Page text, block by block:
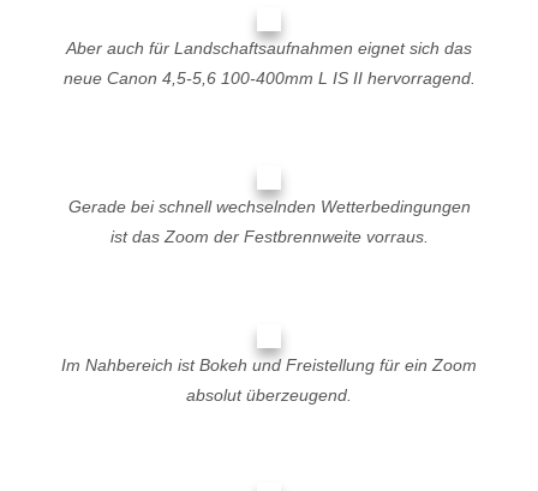
Aber auch für Landschaftsaufnahmen eignet sich das
neue Canon 4,5-5,6 100-400mm L IS II hervorragend.
Gerade bei schnell wechselnden Wetterbedingungen
ist das Zoom der Festbrennweite vorraus.
Im Nahbereich ist Bokeh und Freistellung für ein Zoom
absolut überzeugend.